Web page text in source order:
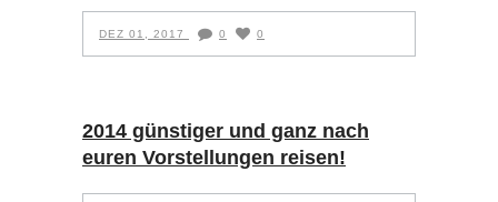
DEZ 01, 2017 0 0
2014 günstiger und ganz nach
euren Vorstellungen reisen!